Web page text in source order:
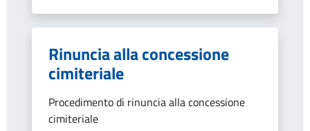
Rinuncia alla concessione
cimiteriale
Procedimento di rinuncia alla concessione
cimiteriale